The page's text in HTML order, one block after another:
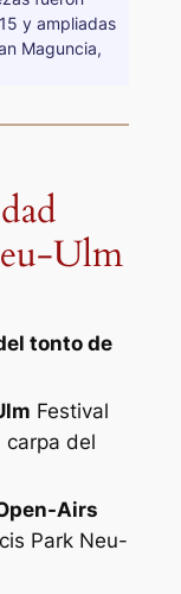
y ampliadas
Maguncia,
Ulm
tonto de
Festival
carpa del
Airs
Park Neu-